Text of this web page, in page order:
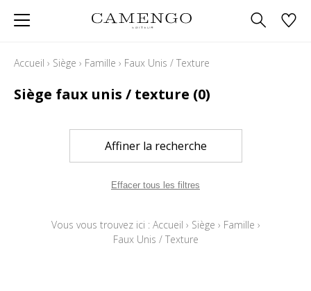
Accueil › Siège › Famille › Faux Unis / Texture
Siège faux unis / texture (0)
Affiner la recherche
Effacer tous les filtres
Vous vous trouvez ici : Accueil › Siège › Famille ›
Faux Unis / Texture